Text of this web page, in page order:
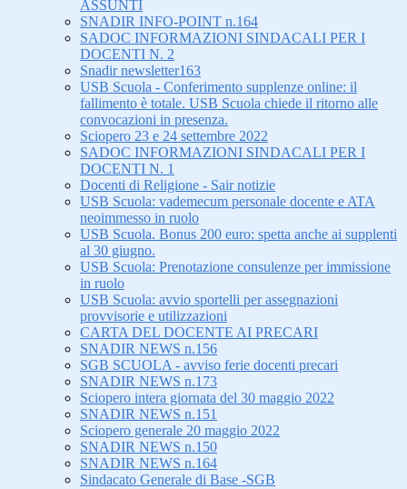
ASSUNTI
SNADIR INFO-POINT n.164
SADOC INFORMAZIONI SINDACALI PER I
DOCENTI N. 2
Snadir newsletter163
USB Scuola - Conferimento supplenze online: il
fallimento è totale. USB Scuola chiede il ritorno alle
convocazioni in presenza.
Sciopero 23 e 24 settembre 2022
SADOC INFORMAZIONI SINDACALI PER I
DOCENTI N. 1
Docenti di Religione - Sair notizie
USB Scuola: vademecum personale docente e ATA
neoimmesso in ruolo
USB Scuola. Bonus 200 euro: spetta anche ai supplenti
al 30 giugno.
USB Scuola: Prenotazione consulenze per immissione
in ruolo
USB Scuola: avvio sportelli per assegnazioni
provvisorie e utilizzazioni
CARTA DEL DOCENTE AI PRECARI
SNADIR NEWS n.156
SGB SCUOLA - avviso ferie docenti precari
SNADIR NEWS n.173
Sciopero intera giornata del 30 maggio 2022
SNADIR NEWS n.151
Sciopero generale 20 maggio 2022
SNADIR NEWS n.150
SNADIR NEWS n.164
Sindacato Generale di Base -SGB